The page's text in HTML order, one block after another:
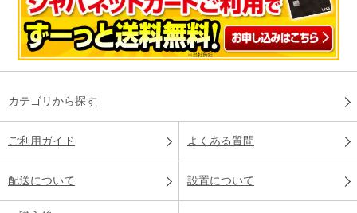
カテゴリから探す
ご利用ガイド よくある質問
配送について 設置について